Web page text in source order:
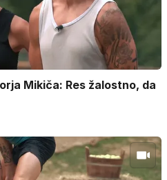
Mikiča: Res žalostno, da